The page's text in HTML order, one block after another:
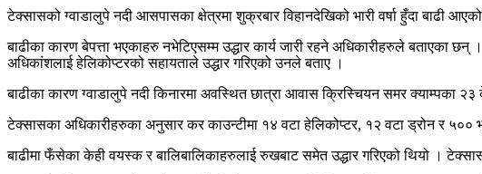
टेक्सासको ग्वाडालुपे नदी आसपासका क्षेत्रमा शुक्रबार विहानदेखिको भारी वर्षा हुँदा बाढी
बाढीका कारण बेपत्ता भएकाहरु नभेटिएसम्म उद्धार कार्य जारी रहने अधिकारीहरुले बताएका
अधिकांशलाई हेलिकोप्टरको सहायताले उद्धार गरिएको उनले बताए ।
बाढीका कारण ग्वाडालुपे नदी किनारमा अवस्थित छात्रा आवास क्रिस्चियन समर क्याम्पका २३
टेक्सासका अधिकारीहरुका अनुसार कर काउन्टीमा १४ वटा हेलिकोप्टर, १२ वटा ड्रोन र ५००
बाढीमा फँसेका केही वयस्क र बालिबालिकाहरुलाई रुखबाट समेत उद्धार गरिएको थियो ।